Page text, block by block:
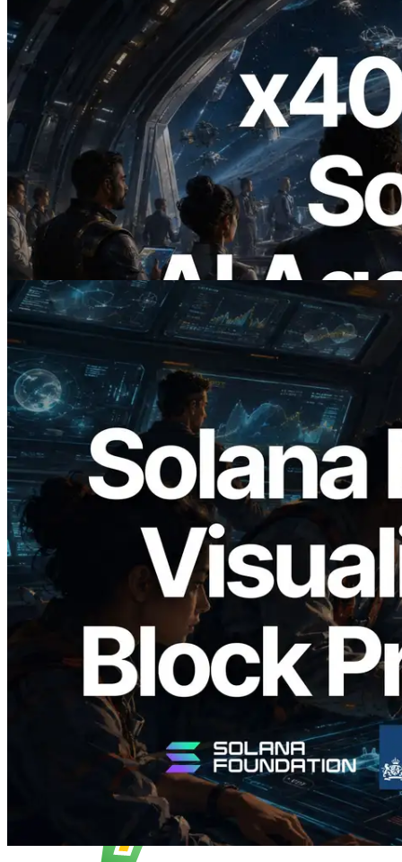
2026.07.04
ERPC lanza Solana RPC compatible con
x402 — La era en la que los agentes de IA
pagan bajo demanda por las API que
necesitan
Leer este artículo
2026.05.24
Validators Solutions lanza el Solana Block
Analyzer — Visualización del tiempo de
producción de bloque por slot y del
Validador asignado
Leer este artículo